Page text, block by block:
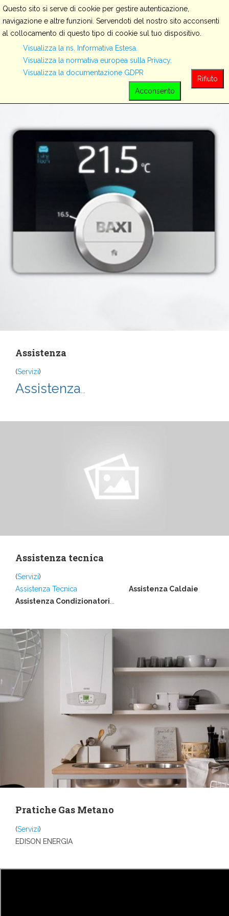
Servizi
View all
Assistenza
(Servizi)
Assistenza
Assistenza tecnica
(Servizi)
Assistenza Tecnica
Assistenza Caldaie
Assistenza Condizionatori
Pratiche Gas Metano
(Servizi)
EDISON ENERGIA
Questo sito si serve di cookie per gestire autenticazione,
navigazione e altre funzioni. Servendoti del nostro sito acconsenti
al collocamento di questo tipo di cookie sul tuo dispositivo.
Visualizza la ns. Informativa Estesa.
Visualizza la normativa europea sulla Privacy.
Visualizza la documentazione GDPR
Rifiuto
Acconsento